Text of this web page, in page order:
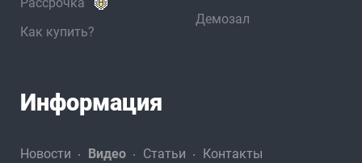
Как купить?
Демозал
Информация
Новости Видео Статьи Контакты